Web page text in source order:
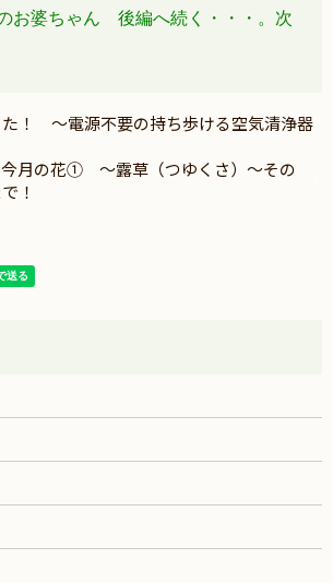
お婆ちゃん 後編へ続く・・・。次
！ ～電源不要の持ち歩ける空気清浄器
月の花① ～露草（つゆくさ）～その
！